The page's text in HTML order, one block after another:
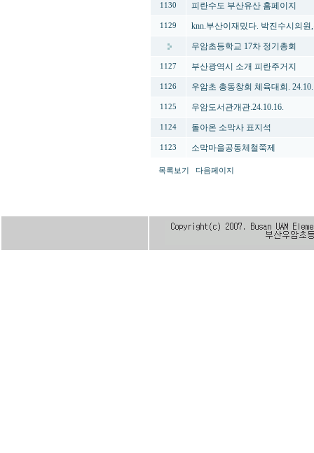
1130 피란수도 부산유산 홈페이지
1129 knn.부산이재밌다. 박진수시의
우암초등학교 17차 정기총회
1127 부산광역시 소개 피란주거지
1126 우암초 총동창회 체육대회. 24.10.
1125 우암도서관개관.24.10.16.
1124 돌아온 소막사 표지석
1123 소막마을공동체철쭉제
목록보기 다음페이지